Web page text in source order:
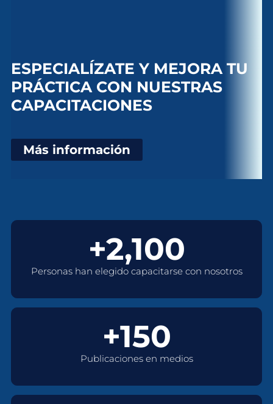
ESPECIALÍZATE Y MEJORA TU
PRÁCTICA CON NUESTRAS
CAPACITACIONES
Más información
+2,100
Personas han elegido capacitarse con nosotros
+150
Publicaciones en medios